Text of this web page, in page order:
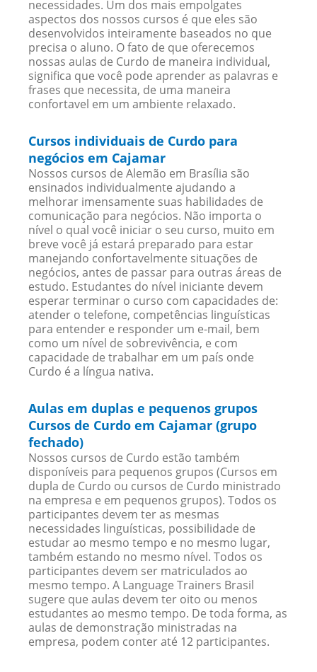
necessidades. Um dos mais empolgates
aspectos dos nossos cursos é que eles são
desenvolvidos inteiramente baseados no que
precisa o aluno. O fato de que oferecemos
nossas aulas de Curdo de maneira individual,
significa que você pode aprender as palavras e
frases que necessita, de uma maneira
confortavel em um ambiente relaxado.
Cursos individuais de Curdo para
negócios em Cajamar
Nossos cursos de Alemão em Brasília são
ensinados individualmente ajudando a
melhorar imensamente suas habilidades de
comunicação para negócios. Não importa o
nível o qual você iniciar o seu curso, muito em
breve você já estará preparado para estar
manejando confortavelmente situações de
negócios, antes de passar para outras áreas de
estudo. Estudantes do nível iniciante devem
esperar terminar o curso com capacidades de:
atender o telefone, competências linguísticas
para entender e responder um e-mail, bem
como um nível de sobrevivência, e com
capacidade de trabalhar em um país onde
Curdo é a língua nativa.
Aulas em duplas e pequenos grupos
Cursos de Curdo em Cajamar (grupo
fechado)
Nossos cursos de Curdo estão também
disponíveis para pequenos grupos (Cursos em
dupla de Curdo ou cursos de Curdo ministrado
na empresa e em pequenos grupos). Todos os
participantes devem ter as mesmas
necessidades linguísticas, possibilidade de
estudar ao mesmo tempo e no mesmo lugar,
também estando no mesmo nível. Todos os
participantes devem ser matriculados ao
mesmo tempo. A Language Trainers Brasil
sugere que aulas devem ter oito ou menos
estudantes ao mesmo tempo. De toda forma, as
aulas de demonstração ministradas na
empresa, podem conter até 12 participantes.